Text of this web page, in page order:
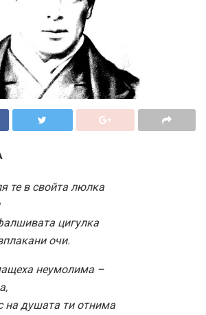
те в свойта люлка
цигулка
очи.
неумолима –
на душата ти отнима